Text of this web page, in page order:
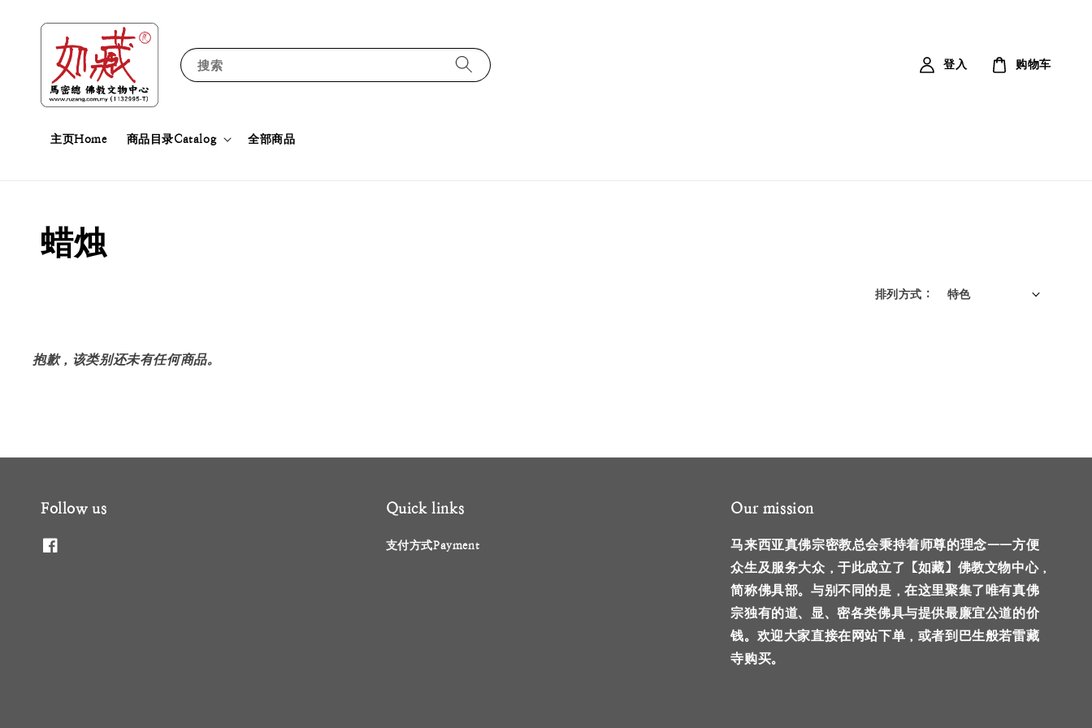
搜索
主页Home 商品目录Catalog 全部商品
登入 购物车
蜡烛
排列方式 :
抱歉，该类别还未有任何商品。
Follow us Quick links
支付方式Payment
Our mission
马来西亚真佛宗密教总会秉持着师尊的理念——方便
众生及服务大众，于此成立了【如藏】佛教文物中心，
简称佛具部。与别不同的是，在这里聚集了唯有真佛
宗独有的道、显、密各类佛具与提供最廉宜公道的价
钱。欢迎大家直接在网站下单，或者到巴生般若雷藏
寺购买。